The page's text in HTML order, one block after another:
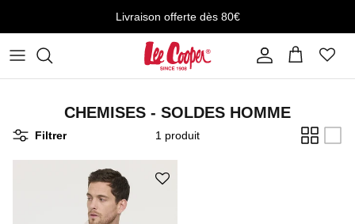
Livraison offerte dès 80€
ComptePanier
CHEMISES - SOLDES HOMME
Filtrer 1 produit